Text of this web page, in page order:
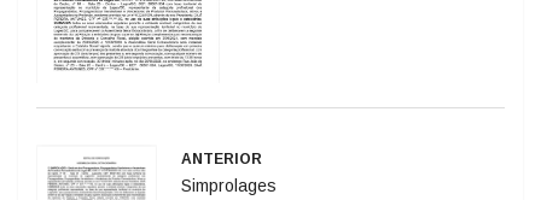
ANTERIOR
Simprolages